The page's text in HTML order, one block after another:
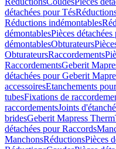
détachées pour Tés
Réductions indémontables
démontablesPièces
démontablesObturateurs
ObturateursRaccordements
RaccordementsGeberit
détachées pour Geberit
accessoiresEtanchements
tubesFixations de
raccordementsJoints
bridesGeberit Mapress Therm
détachées pour Raccords
ManchonsRéductionsPièces